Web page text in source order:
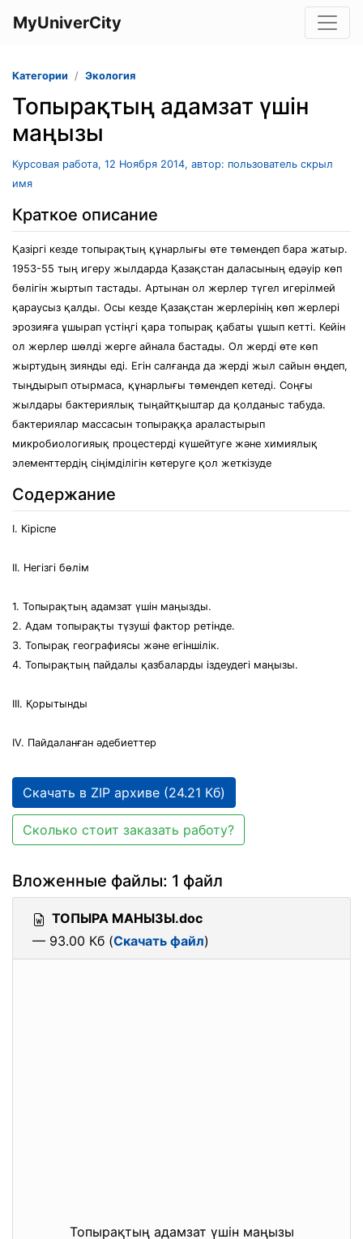
MyUniverCity
Категории Экология
Топырақтың адамзат үшін
маңызы
Курсовая работа, 12 Ноября 2014, автор: пользователь скрыл
имя
Краткое описание
Қазіргі кезде топырақтың құнарлығы өте төмендеп бара жатыр.
1953-55 тың игеру жылдарда Қазақстан даласының едәуір көп
бөлігін жыртып тастады. Артынан ол жерлер түгел игерілмей
қараусыз қалды. Осы кезде Қазақстан жерлерінің көп жерлері
эрозияға ұшырап үстіңгі қара топырақ қабаты ұшып кетті. Кейін
ол жерлер шөлді жерге айнала бастады. Ол жерді өте көп
жыртудың зиянды еді. Егін салғанда да жерді жыл сайын өңдеп,
тыңдырып отырмаса, құнарлығы төмендеп кетеді. Соңғы
жылдары бактериялық тыңайтқыштар да қолданыс табуда.
бактериялар массасын топыраққа араластырып
микробиологияық процестерді күшейтуге және химиялық
элементтердің сіңімділігін көтеруге қол жеткізуде
Содержание
І. Кіріспе
ІІ. Негізгі бөлім
1. Топырақтың адамзат үшін маңызды.
2. Адам топырақты түзуші фактор ретінде.
3. Топырақ географиясы және егіншілік.
4. Топырақтың пайдалы қазбаларды іздеудегі маңызы.
ІІІ. Қорытынды
ІV. Пайдаланған әдебиеттер
Скачать в ZIP архиве (24.21 Кб)
Сколько стоит заказать работу?
Вложенные файлы: 1 файл
ТОПЫРА МАНЫЗЫ.doc
— 93.00 Кб (Скачать файл)
Топырақтың адамзат үшін маңызы